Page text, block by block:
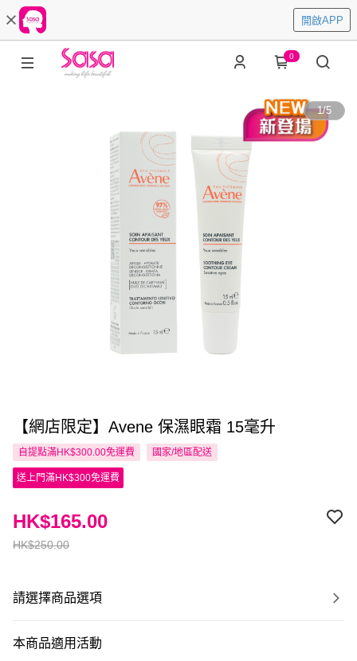
開啟APP
0
1/5
【網店限定】Avene 保濕眼霜 15毫升
自提點滿HK$300.00免運費 國家/地區配送
送上門滿HK$300免運費
HK$250.00
HK$165.00
請選擇商品選項
本商品適用活動